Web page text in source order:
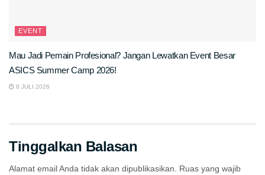
EVENT
Mau Jadi Pemain Profesional? Jangan Lewatkan Event Besar
ASICS Summer Camp 2026!
6 JULI 2026
Tinggalkan Balasan
Alamat email Anda tidak akan dipublikasikan. Ruas yang wajib